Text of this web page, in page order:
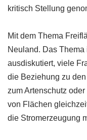
kritisch Stellung
Mit dem Thema
Neuland. Das
ausdiskutiert, viele
die Beziehung zu
zum Artenschutz
von Flächen
die Stromerzeugung